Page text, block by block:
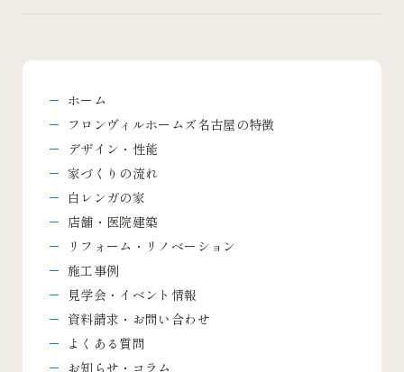
ホーム
フロンヴィルホームズ名古屋の特徴
デザイン・性能
家づくりの流れ
白レンガの家
店舗・医院建築
リフォーム・リノベーション
施工事例
見学会・イベント情報
資料請求・お問い合わせ
よくある質問
お知らせ・コラム